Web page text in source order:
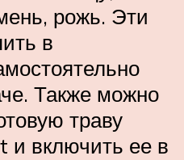
рожь. Эти
в
Также можно
траву
включить ее в